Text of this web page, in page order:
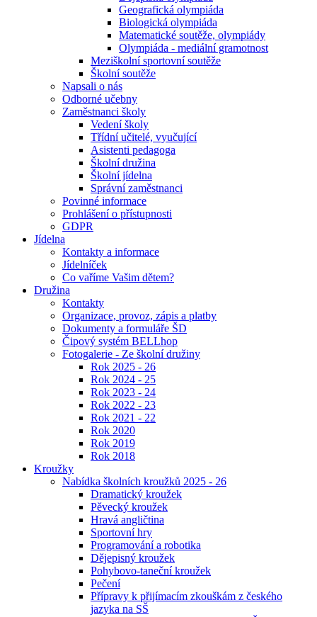
Geografická olympiáda
Biologická olympiáda
Matematické soutěže, olympiády
Olympiáda - mediální gramotnost
Meziškolní sportovní soutěže
Školní soutěže
Napsali o nás
Odborné učebny
Zaměstnanci školy
Vedení školy
Třídní učitelé, vyučující
Asistenti pedagoga
Školní družina
Školní jídelna
Správní zaměstnanci
Povinné informace
Prohlášení o přístupnosti
GDPR
Jídelna
Kontakty a informace
Jídelníček
Co vaříme Vašim dětem?
Družina
Kontakty
Organizace, provoz, zápis a platby
Dokumenty a formuláře ŠD
Čipový systém BELLhop
Fotogalerie - Ze školní družiny
Rok 2025 - 26
Rok 2024 - 25
Rok 2023 - 24
Rok 2022 - 23
Rok 2021 - 22
Rok 2020
Rok 2019
Rok 2018
Kroužky
Nabídka školních kroužků 2025 - 26
Dramatický kroužek
Pěvecký kroužek
Hravá angličtina
Sportovní hry
Programování a robotika
Dějepisný kroužek
Pohybovo-taneční kroužek
Pečení
Přípravy k přijímacím zkouškám z českého
jazyka na SŠ